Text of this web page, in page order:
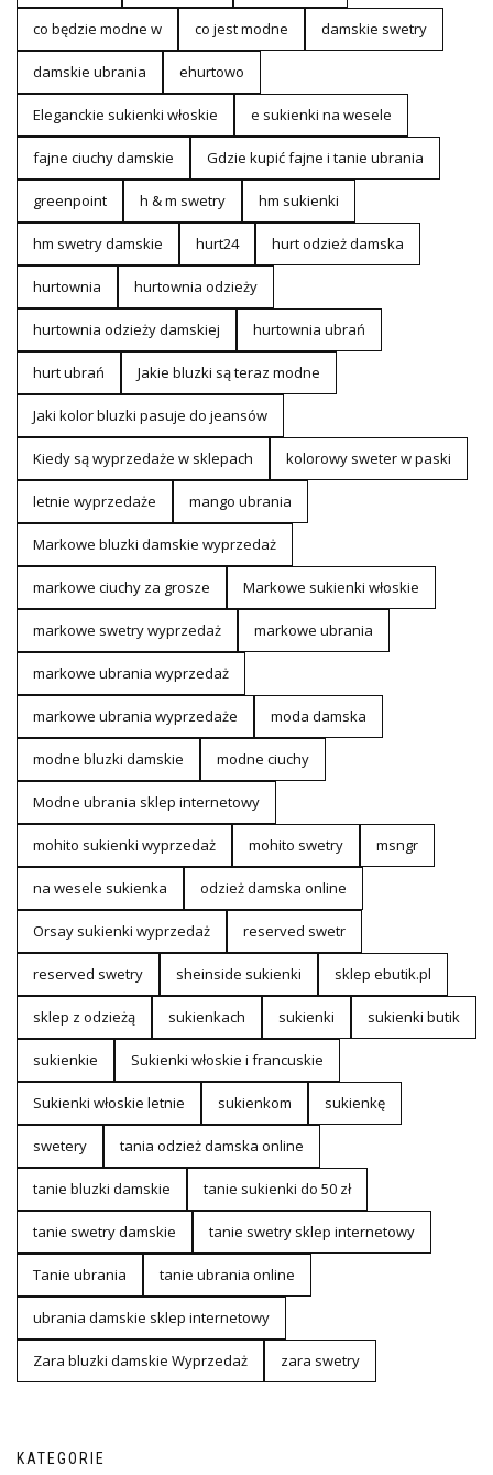
co będzie modne w co jest modne damskie swetry
damskie ubrania ehurtowo
Eleganckie sukienki włoskie e sukienki na wesele
fajne ciuchy damskie Gdzie kupić fajne i tanie ubrania
greenpoint h & m swetry hm sukienki
hm swetry damskie hurt24 hurt odzież damska
hurtownia hurtownia odzieży
hurtownia odzieży damskiej hurtownia ubrań
hurt ubrań Jakie bluzki są teraz modne
Jaki kolor bluzki pasuje do jeansów
Kiedy są wyprzedaże w sklepach kolorowy sweter w paski
letnie wyprzedaże mango ubrania
Markowe bluzki damskie wyprzedaż
markowe ciuchy za grosze Markowe sukienki włoskie
markowe swetry wyprzedaż markowe ubrania
markowe ubrania wyprzedaż
markowe ubrania wyprzedaże moda damska
modne bluzki damskie modne ciuchy
Modne ubrania sklep internetowy
mohito sukienki wyprzedaż mohito swetry msngr
na wesele sukienka odzież damska online
Orsay sukienki wyprzedaż reserved swetr
reserved swetry sheinside sukienki sklep ebutik.pl
sklep z odzieżą sukienkach sukienki sukienki butik
sukienkie Sukienki włoskie i francuskie
Sukienki włoskie letnie sukienkom sukienkę
swetery tania odzież damska online
tanie bluzki damskie tanie sukienki do 50 zł
tanie swetry damskie tanie swetry sklep internetowy
Tanie ubrania tanie ubrania online
ubrania damskie sklep internetowy
Zara bluzki damskie Wyprzedaż zara swetry
KATEGORIE